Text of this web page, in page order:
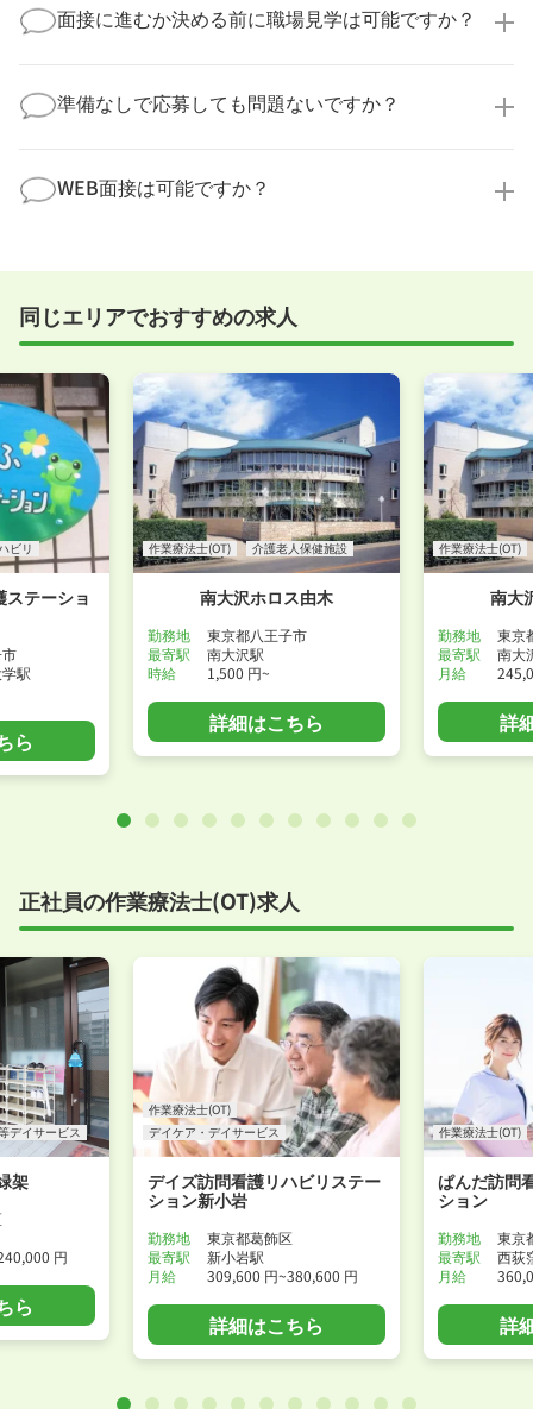
してお答えいたします。
勤務体制や職場の雰囲気、研修制度など、どんな小さ
す！
面接に進むか決める前に職場見学は可能ですか？
積極的に受け入れています。実際の職場環境や働く人
の様子を見ることで、より安心してご判断いただけま
ださい！
準備なしで応募しても問題ないですか？
まで、一からサポートいたします。「転職を考え始め
たばかり」「何から始めればいいか分からない」とい
WEB面接は可能ですか？
すめしていますが、企業様によってはWEB面接を導入
事前に確認することは可能ですので、お気軽にお申し
付けください！
同じエリアでおすすめの求人
ビリ
テーショ
駅
ら
作業療法士(OT) 介護老人保健施設
南大沢ホロス由木
勤務地
東京都八王子市
最寄駅
南大沢駅
時給
1,500 円~
詳細はこちら
作業療法士(OT)
南大
勤務地
東京
最寄駅
南大
月給
詳
正社員の作業療法士(OT)求人
デイサービス
架
円
ら
作業療法士(OT)
デイケア・デイサービス
デイズ訪問看護リハビリステー
ション新小岩
勤務地
東京都葛飾区
最寄駅
新小岩駅
月給
309,600 円~380,600 円
詳細はこちら
作業療法士(OT)
ぱんだ訪問
ション
勤務地
東京
最寄駅
西荻
月給
詳